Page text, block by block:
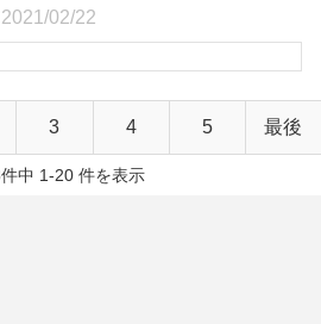
2021/02/22
3 4 5 最後
中 1-20 件を表示